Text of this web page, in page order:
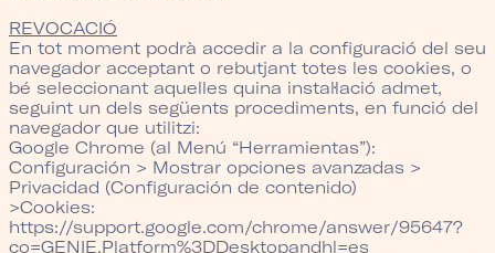
REVOCACIÓ
En tot moment podrà accedir a la configuració del seu
navegador acceptant o rebutjant totes les cookies, o
bé seleccionant aquelles quina instal·lació admet,
seguint un dels següents procediments, en funció del
navegador que utilitzi:
Google Chrome (al Menú “Herramientas”):
Configuración > Mostrar opciones avanzadas >
Privacidad (Configuración de contenido)
>Cookies:
https://support.google.com/chrome/answer/95647?
co=GENIE.Platform%3DDesktopandhl=es